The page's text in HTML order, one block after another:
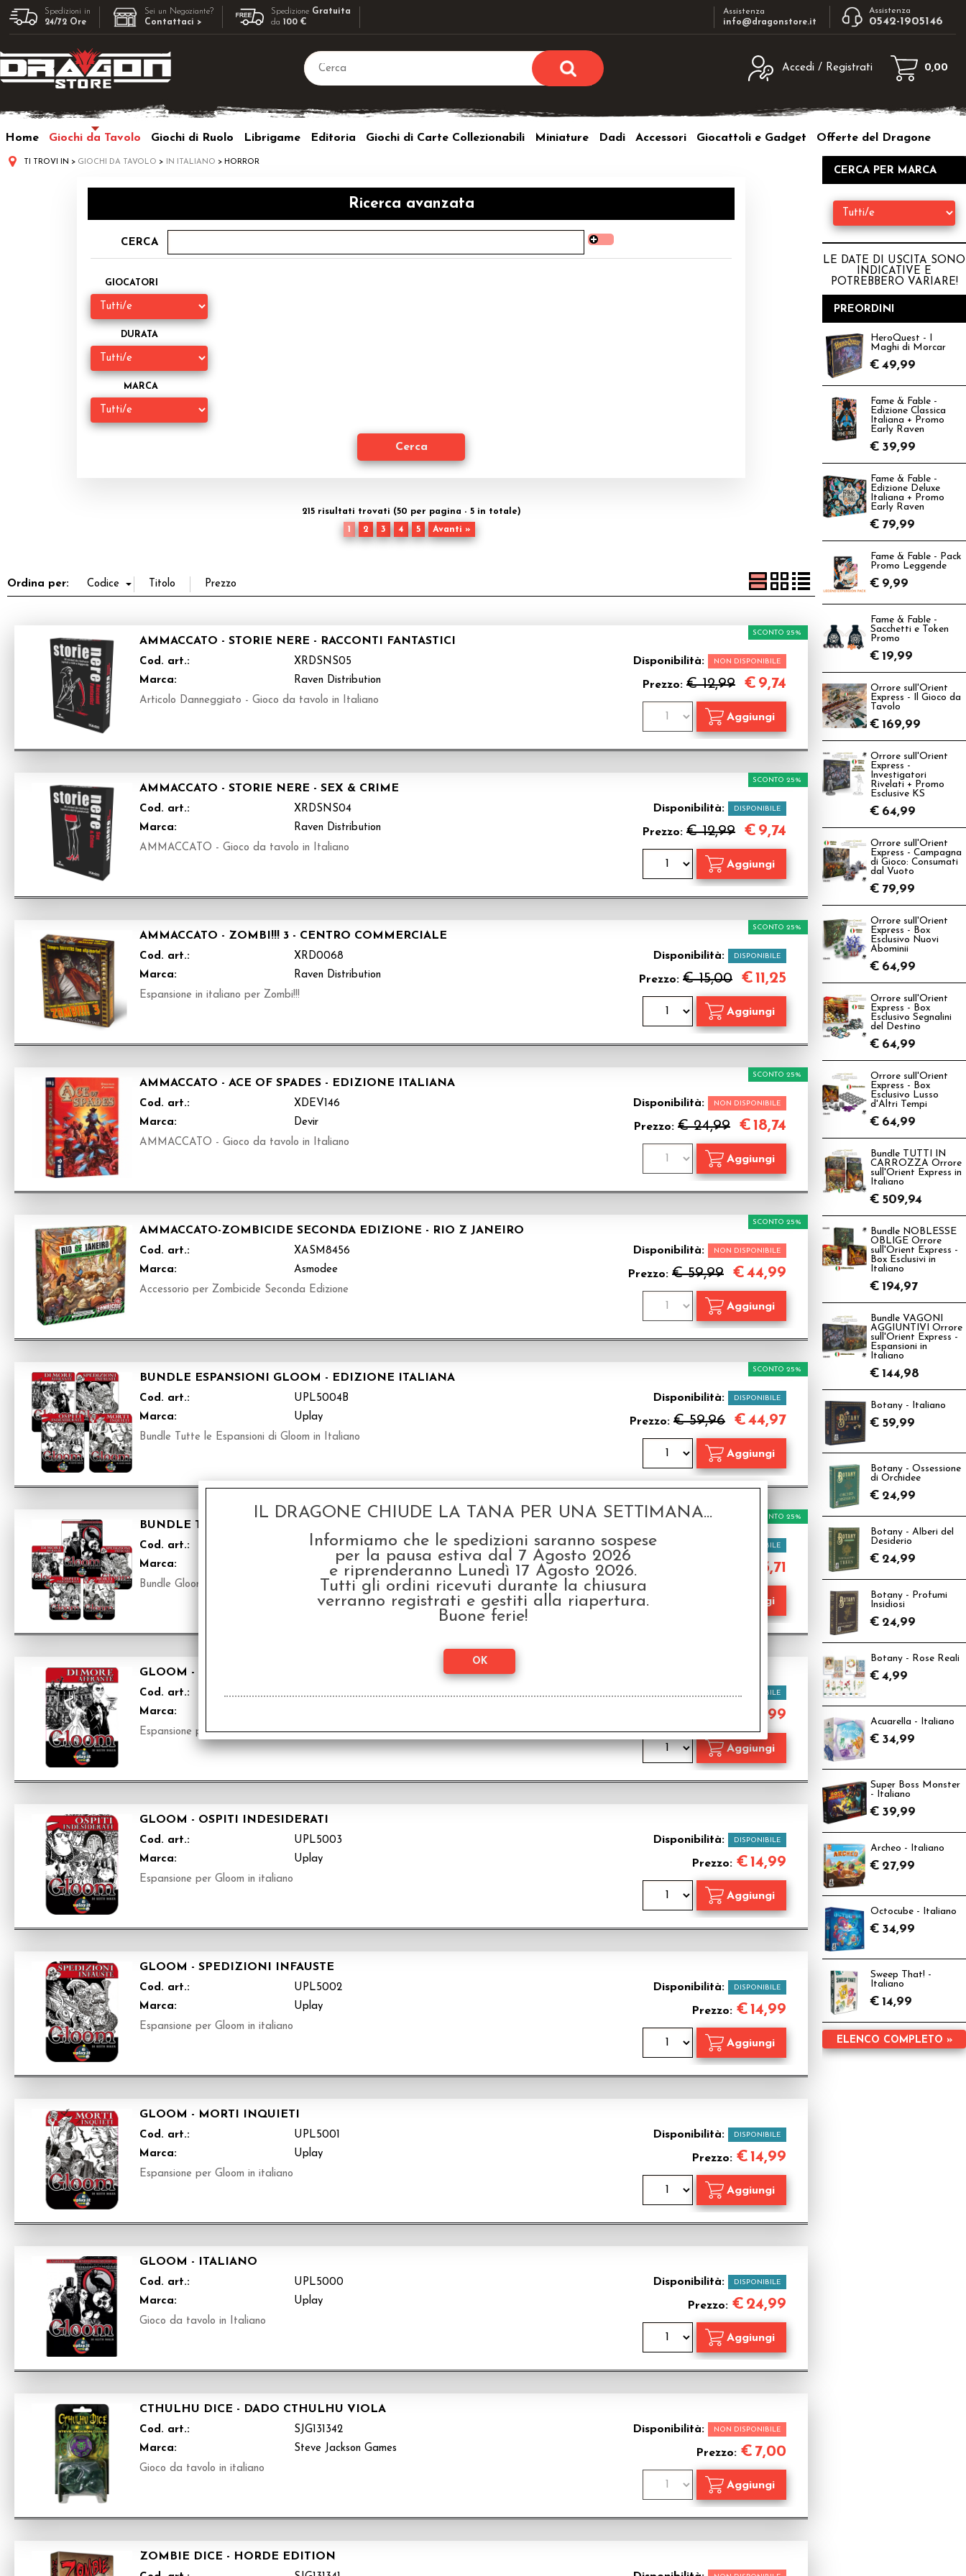
Spedizioni in
24/72 Ore
Sei un Negoziante?
Contattaci >
Spedizione Gratuita
da100 €
Assistenza
info@dragonstore.it
Assistenza
0542-1905146
Accedi / Registrati
utente e la password e poi clicca sul
sito clicca sul pulsante "Registrati"
0,00
Home Giochi da Tavolo Giochi di Ruolo Librigame Editoria Giochi di Carte Collezionabili Miniature Dadi Accessori Giocattoli e Gadget Offerte del Dragone
TI TROVI IN GIOCHI DA TAVOLO IN ITALIANO HORROR
Ricerca avanzata
CERCA
GIOCATORI
DURATA
MARCA
215 risultati trovati (50 per pagina - 5 in totale)
1
2 3 4 5 Avanti »
Ordina per:
AMMACCATO - STORIE NERE - RACCONTI FANTASTICI
Cod. art.:
XRDSNS05
Marca:
Raven Distribution
Articolo Danneggiato - Gioco da tavolo in Italiano
Disponibilità: NON DISPONIBILE
Prezzo: € 12,99
SCONTO 25%
€ 9,74
AMMACCATO - STORIE NERE - SEX & CRIME
Cod. art.:
XRDSNS04
Marca:
Raven Distribution
AMMACCATO - Gioco da tavolo in Italiano
Disponibilità: DISPONIBILE
Prezzo: € 12,99
SCONTO 25%
€ 9,74
AMMACCATO - ZOMBI!!! 3 - CENTRO COMMERCIALE
Cod. art.:
XRD0068
Marca:
Raven Distribution
Espansione in italiano per Zombi!!!
Disponibilità: DISPONIBILE
Prezzo: € 15,00
SCONTO 25%
€11,25
AMMACCATO - ACE OF SPADES - EDIZIONE ITALIANA
Cod. art.:
XDEV146
Marca:
Devir
AMMACCATO - Gioco da tavolo in Italiano
Disponibilità: NON DISPONIBILE
Prezzo: € 24,99
SCONTO 25%
€18,74
AMMACCATO-ZOMBICIDE SECONDA EDIZIONE - RIO Z JANEIRO
Cod. art.:
XASM8456
Marca:
Asmodee
Accessorio per Zombicide Seconda Edizione
Disponibilità: NON DISPONIBILE
Prezzo: € 59,99
SCONTO 25%
€44,99
BUNDLE ESPANSIONI GLOOM - EDIZIONE ITALIANA
Cod. art.:
UPL5004B
Marca:
Uplay
Bundle Tutte le Espansioni di Gloom in Italiano
Disponibilità: DISPONIBILE
Prezzo: € 59,96
SCONTO 25%
€44,97
BUNDLE TOTALE GLOOM - EDIZIONE ITALIANA + 4 ESPANSIONI
Cod. art.:
UPL5004A
Marca:
Bundle Gloom base + Espansioni in Italiano
Disponibilità: DISPONIBILE
SCONTO 25%
63,71
GLOOM - DIMORE AFFRANTE
Cod. art.:
UPL5004
Marca:
Espansione per Gloom in italiano
DISPONIBILE
14,99
GLOOM - OSPITI INDESIDERATI
Cod. art.:
UPL5003
Marca:
Uplay
Espansione per Gloom in italiano
Disponibilità: DISPONIBILE
Prezzo: €14,99
GLOOM - SPEDIZIONI INFAUSTE
Cod. art.:
UPL5002
Marca:
Uplay
Espansione per Gloom in italiano
Disponibilità: DISPONIBILE
Prezzo: €14,99
GLOOM - MORTI INQUIETI
Cod. art.:
UPL5001
Marca:
Uplay
Espansione per Gloom in italiano
Disponibilità: DISPONIBILE
Prezzo: €14,99
GLOOM - ITALIANO
Cod. art.:
UPL5000
Marca:
Uplay
Gioco da tavolo in Italiano
Disponibilità: DISPONIBILE
Prezzo: € 24,99
CTHULHU DICE - DADO CTHULHU VIOLA
Cod. art.:
SJG131342
Marca:
Steve Jackson Games
Gioco da tavolo in italiano
Disponibilità: NON DISPONIBILE
Prezzo: € 7,00
ZOMBIE DICE - HORDE EDITION
CERCA PER MARCA
LE DATE DI USCITA SONO
INDICATIVE E
POTREBBERO VARIARE!
PREORDINI
HeroQuest - I
Maghi di Morcar
€ 49,99
Fame & Fable -
Edizione Classica
Italiana + Promo
Early Raven
€ 39,99
Fame & Fable -
Edizione Deluxe
Italiana + Promo
Early Raven
€ 79,99
Fame & Fable - Pack
Promo Leggende
€ 9,99
Fame & Fable -
Sacchetti e Token
Promo
€ 19,99
Orrore sull'Orient
Express - Il Gioco da
Tavolo
€ 169,99
Orrore sull'Orient
Express -
Investigatori
Rivelati + Promo
Esclusive KS
€ 64,99
Orrore sull'Orient
Express - Campagna
di Gioco: Consumati
dal Vuoto
€ 79,99
Orrore sull'Orient
Express - Box
Esclusivo Nuovi
Abominii
€ 64,99
Orrore sull'Orient
Express - Box
Esclusivo Segnalini
del Destino
€ 64,99
Orrore sull'Orient
Express - Box
Esclusivo Lusso
d'Altri Tempi
€ 64,99
Bundle TUTTI IN
CARROZZA Orrore
sull'Orient Express in
Italiano
€ 509,94
Bundle NOBLESSE
OBLIGE Orrore
sull'Orient Express -
Box Esclusivi in
Italiano
€ 194,97
Bundle VAGONI
AGGIUNTIVI Orrore
sull'Orient Express -
Espansioni in
Italiano
€ 144,98
Botany - Italiano
€ 59,99
Botany - Ossessione
di Orchidee
€ 24,99
Botany - Alberi del
Desiderio
€ 24,99
Botany - Profumi
Insidiosi
€ 24,99
Botany - Rose Reali
€ 4,99
Acuarella - Italiano
€ 34,99
Super Boss Monster
- Italiano
€ 39,99
Archeo - Italiano
€ 27,99
Octocube - Italiano
€ 34,99
Sweep That! -
Italiano
€ 14,99
ELENCO COMPLETO »
IL DRAGONE CHIUDE LA TANA PER UNA SETTIMANA...
Informiamo che le spedizioni saranno sospese
per la pausa estiva dal 7 Agosto 2026
e riprenderanno Lunedì 17 Agosto 2026.
Tutti gli ordini ricevuti durante la chiusura
verranno registrati e gestiti alla riapertura.
Buone ferie!